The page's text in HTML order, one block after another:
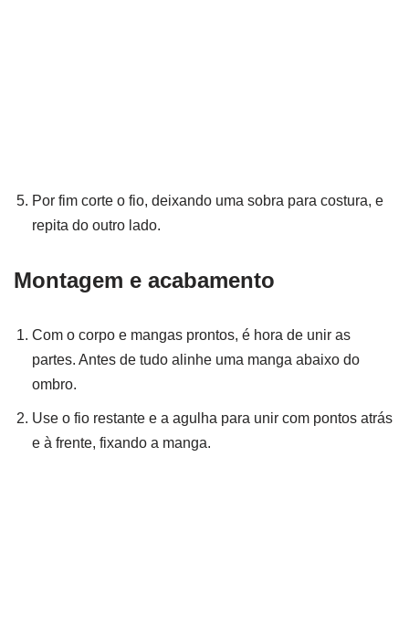
Por fim corte o fio, deixando uma sobra para costura, e
repita do outro lado.
Montagem e acabamento
Com o corpo e mangas prontos, é hora de unir as
partes. Antes de tudo alinhe uma manga abaixo do
ombro.
Use o fio restante e a agulha para unir com pontos atrás
e à frente, fixando a manga.